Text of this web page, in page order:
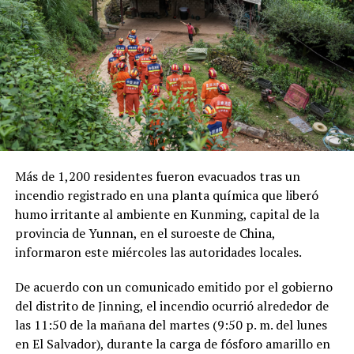
millones de dólares para Pemex al cierre del segundo
trimestre, cifra que representa un incremento del 20 %
en comparación con el mismo período de 2025.
Como antecedente, recordaron que una toma
clandestina en un ducto de Pemex provocó una
explosión en 2019, en el estado de Hidalgo, dejando un
saldo de 137 personas fallecidas.
Comparte esto:
Facebook X
Más de 1,200 residentes fueron evacuados tras un
incendio registrado en una planta química que liberó
humo irritante al ambiente en Kunming, capital de la
provincia de Yunnan, en el suroeste de China,
informaron este miércoles las autoridades locales.
De acuerdo con un comunicado emitido por el gobierno
del distrito de Jinning, el incendio ocurrió alrededor de
las 11:50 de la mañana del martes (9:50 p. m. del lunes
en El Salvador), durante la carga de fósforo amarillo en